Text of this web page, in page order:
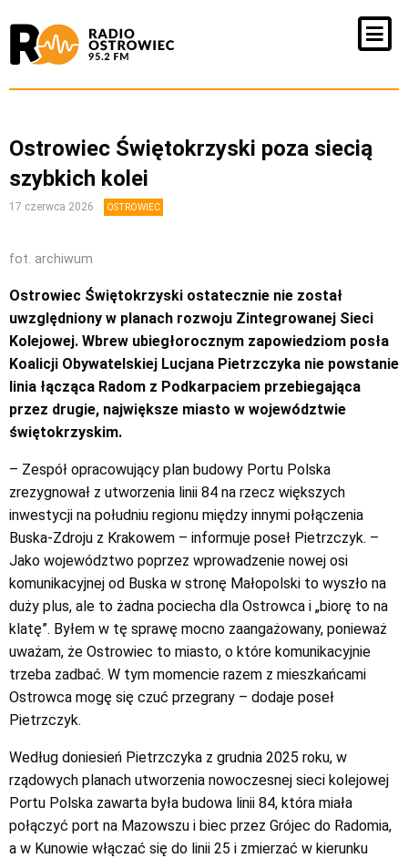
Ostrowiec Świętokrzyski poza siecią
szybkich kolei
17 czerwca 2026 OSTROWIEC
fot. archiwum
Ostrowiec Świętokrzyski ostatecznie nie został
uwzględniony w planach rozwoju Zintegrowanej Sieci
Kolejowej. Wbrew ubiegłorocznym zapowiedziom posła
Koalicji Obywatelskiej Lucjana Pietrzczyka nie powstanie
linia łącząca Radom z Podkarpaciem przebiegająca
przez drugie, największe miasto w województwie
świętokrzyskim.
– Zespół opracowujący plan budowy Portu Polska
zrezygnował z utworzenia linii 84 na rzecz większych
inwestycji na południu regionu między innymi połączenia
Buska-Zdroju z Krakowem – informuje poseł Pietrzczyk. –
Jako województwo poprzez wprowadzenie nowej osi
komunikacyjnej od Buska w stronę Małopolski to wyszło na
duży plus, ale to żadna pociecha dla Ostrowca i „biorę to na
klatę”. Byłem w tę sprawę mocno zaangażowany, ponieważ
uważam, że Ostrowiec to miasto, o które komunikacyjnie
trzeba zadbać. W tym momencie razem z mieszkańcami
Ostrowca mogę się czuć przegrany – dodaje poseł
Pietrzczyk.
Według doniesień Pietrzczyka z grudnia 2025 roku, w
rządowych planach utworzenia nowoczesnej sieci kolejowej
Portu Polska zawarta była budowa linii 84, która miała
połączyć port na Mazowszu i biec przez Grójec do Radomia,
a w Kunowie włączać się do linii 25 i zmierzać w kierunku